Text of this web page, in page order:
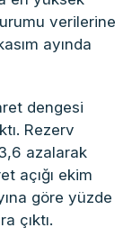
verilerine
ayında
dengesi
Rezerv
azalarak
açığı ekim
göre yüzde
çıktı.